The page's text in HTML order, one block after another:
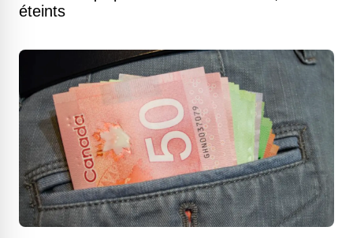
éteints